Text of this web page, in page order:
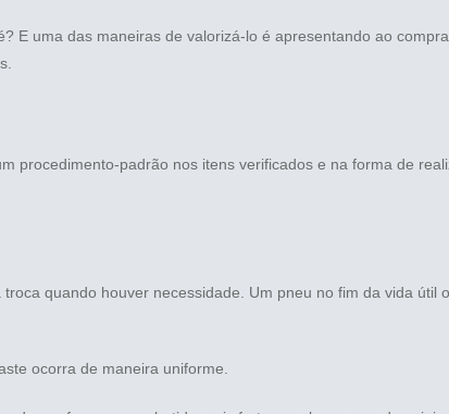
E uma das maneiras de valorizá-lo é apresentando ao
procedimento-padrão nos itens verificados e na forma de
quando houver necessidade. Um pneu no fim da vida útil
ocorra de maneira uniforme.